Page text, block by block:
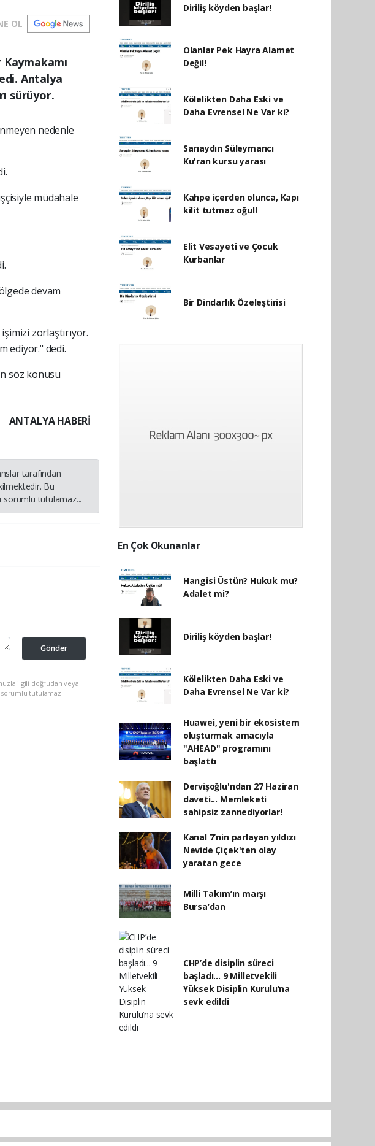
OL
Antalya
sürüyor.
nedenle
müdahale
devam
zorlaştırıyor.
ediyor." dedi.
söz konusu
ANTALYA HABERİ
tarafından
Bu
tutulamaz...
Gönder
ilgili doğrudan veya
tutulamaz.
Diriliş köyden başlar!
Olanlar Pek Hayra Alamet
Değil!
Kölelikten Daha Eski ve
Daha Evrensel Ne Var ki?
Sarıaydın Süleymancı
Ku'ran kursu yarası
Kahpe içerden olunca, Kapı
kilit tutmaz oğul!
Elit Vesayeti ve Çocuk
Kurbanlar
Bir Dindarlık Özeleştirisi
En Çok Okunanlar
Hangisi Üstün? Hukuk mu?
Adalet mi?
Diriliş köyden başlar!
Kölelikten Daha Eski ve
Daha Evrensel Ne Var ki?
Huawei, yeni bir ekosistem
oluşturmak amacıyla
"AHEAD" programını
başlattı
Dervişoğlu'ndan 27 Haziran
daveti... Memleketi
sahipsiz zannediyorlar!
Kanal 7’nin parlayan yıldızı
Nevide Çiçek'ten olay
yaratan gece
Milli Takım’ın marşı
Bursa’dan
CHP’de disiplin süreci
başladı... 9 Milletvekili
Yüksek Disiplin Kurulu’na
sevk edildi